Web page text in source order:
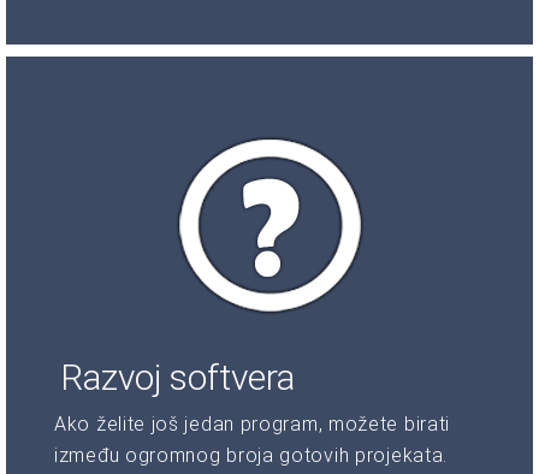
Razvoj softvera
Ako želite još jedan program, možete birati
između ogromnog broja gotovih projekata.